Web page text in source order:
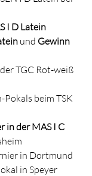
I D Latein
und Gewinn
TGC Rot-weiß
beim TSK
in der MAS I C
in Dortmund
in Speyer